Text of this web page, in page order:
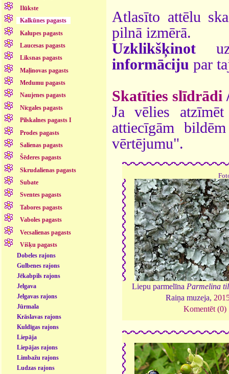
Ilūkste
Kalkūnes pagasts
Kalupes pagasts
Laucesas pagasts
Līksnas pagasts
Maļinovas pagasts
Medumu pagasts
Naujenes pagasts
Nīcgales pagasts
Pilskalnes pagasts I
Prodes pagasts
Salienas pagasts
Šēderes pagasts
Skrudalienas pagasts
Subate
Sventes pagasts
Tabores pagasts
Vaboles pagasts
Vecsalienas pagasts
Višķu pagasts
Dobeles rajons
Gulbenes rajons
Jēkabpils rajons
Jelgava
Jelgavas rajons
Jūrmala
Krāslavas rajons
Kuldīgas rajons
Liepāja
Liepājas rajons
Limbažu rajons
Ludzas rajons
Atlasīto attēlu
pilnā izmērā.
Uzklikšķinot
informāciju par
Skatīties slīdrādi
Ja vēlies
attiecīgām
vērtējumu".
Liepu parmelīna Parmelina
Raiņa muzeja,
Komentēt (0)